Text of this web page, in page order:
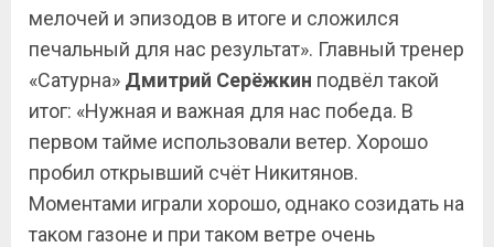
мелочей и эпизодов в итоге и сложился
печальный для нас результат». Главный тренер
«Сатурна» Дмитрий Серёжкин подвёл такой
итог: «Нужная и важная для нас победа. В
первом тайме использовали ветер. Хорошо
пробил открывший счёт Никитянов.
Моментами играли хорошо, однако созидать на
таком газоне и при таком ветре очень